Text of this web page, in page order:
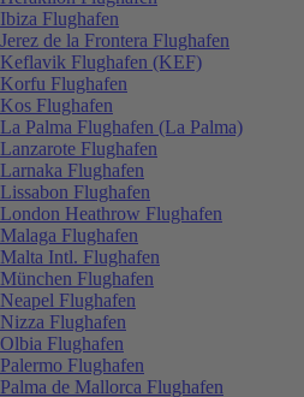
Ibiza Flughafen
Jerez de la Frontera Flughafen
Keflavik Flughafen (KEF)
Korfu Flughafen
Kos Flughafen
La Palma Flughafen (La Palma)
Lanzarote Flughafen
Larnaka Flughafen
Lissabon Flughafen
London Heathrow Flughafen
Malaga Flughafen
Malta Intl. Flughafen
München Flughafen
Neapel Flughafen
Nizza Flughafen
Olbia Flughafen
Palermo Flughafen
Palma de Mallorca Flughafen